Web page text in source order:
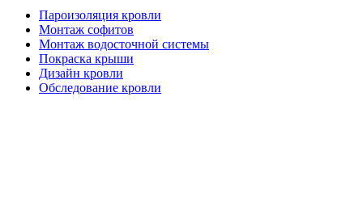
Пароизоляция кровли
Монтаж софитов
Монтаж водосточной системы
Покраска крыши
Дизайн кровли
Обследование кровли